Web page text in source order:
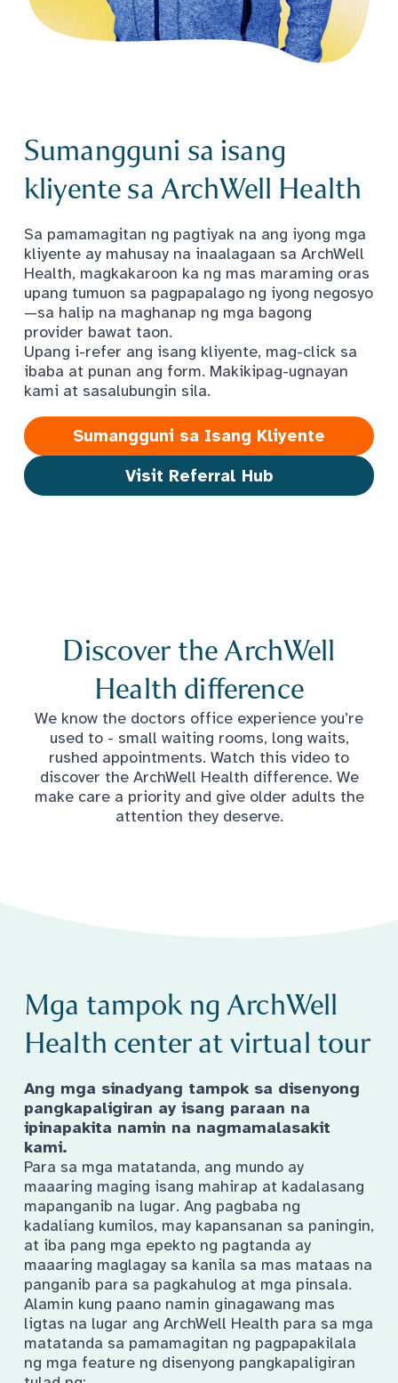
Sumangguni sa isang
kliyente sa ArchWell Health
Sa pamamagitan ng pagtiyak na ang iyong mga
kliyente ay mahusay na inaalagaan sa ArchWell
Health, magkakaroon ka ng mas maraming oras
upang tumuon sa pagpapalago ng iyong negosyo
—sa halip na maghanap ng mga bagong
provider bawat taon.
Upang i-refer ang isang kliyente, mag-click sa
ibaba at punan ang form. Makikipag-ugnayan
kami at sasalubungin sila.
Sumangguni sa Isang Kliyente
Visit Referral Hub
Discover the ArchWell
Health difference
We know the doctors office experience you’re
used to - small waiting rooms, long waits,
rushed appointments. Watch this video to
discover the ArchWell Health difference. We
make care a priority and give older adults the
attention they deserve.
Mga tampok ng ArchWell
Health center at virtual tour
Ang mga sinadyang tampok sa disenyong
pangkapaligiran ay isang paraan na
ipinapakita namin na nagmamalasakit
kami.
Para sa mga matatanda, ang mundo ay
maaaring maging isang mahirap at kadalasang
mapanganib na lugar. Ang pagbaba ng
kadaliang kumilos, may kapansanan sa paningin,
at iba pang mga epekto ng pagtanda ay
maaaring maglagay sa kanila sa mas mataas na
panganib para sa pagkahulog at mga pinsala.
Alamin kung paano namin ginagawang mas
ligtas na lugar ang ArchWell Health para sa mga
matatanda sa pamamagitan ng pagpapakilala
ng mga feature ng disenyong pangkapaligiran